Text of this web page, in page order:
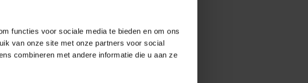
functies voor sociale media te bieden en om ons
van onze site met onze partners voor social
combineren met andere informatie die u aan ze